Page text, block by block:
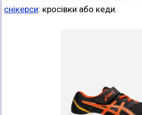
снікерси: кросівки або кеди.